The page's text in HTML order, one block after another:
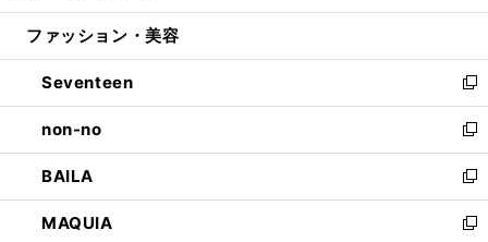
開
ウ
開
く
ン
ウ
で
開
く
ウ
ン
ド
ウ
で
開
く
ファッション・美容
Seventeen
新
し
い
ウ
ィ
ン
ド
non-no
新
し
い
ウ
ィ
BAILA
新
し
い
MAQUIA
新